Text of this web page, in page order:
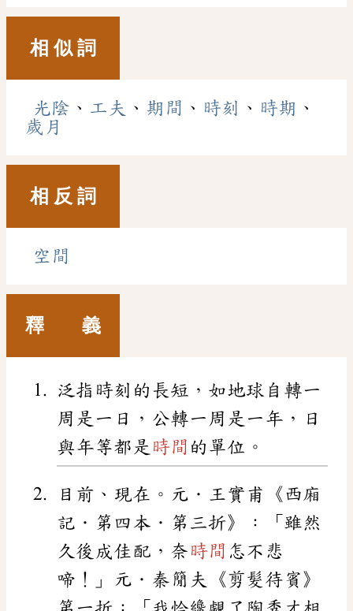
相 似 詞
光陰 、 工夫 、 期間 、 時刻 、 時期 、
歲月
相 反 詞
空間
釋 義
泛指時刻的長短，如地球自轉一
周是一日，公轉一周是一年，日
與年等都是 時間 的單位。
目前、現在。元．王實甫《西廂
記．第四本．第三折》：「雖然
久後成佳配，奈 時間 怎不悲
啼！」元．秦𥳑夫《剪髮待賓》